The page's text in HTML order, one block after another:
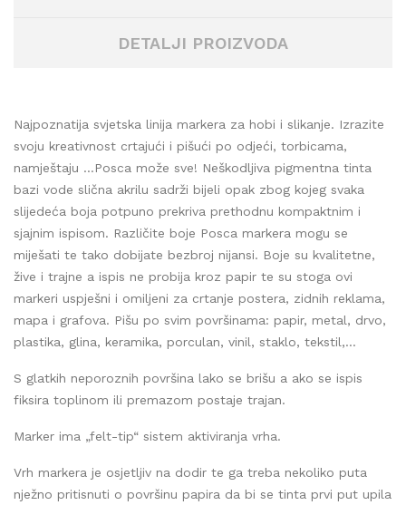
DETALJI PROIZVODA
Najpoznatija svjetska linija markera za hobi i slikanje. Izrazite
svoju kreativnost crtajući i pišući po odjeći, torbicama,
namještaju …Posca može sve! Neškodljiva pigmentna tinta
bazi vode slična akrilu sadrži bijeli opak zbog kojeg svaka
slijedeća boja potpuno prekriva prethodnu kompaktnim i
sjajnim ispisom. Različite boje Posca markera mogu se
miješati te tako dobijate bezbroj nijansi. Boje su kvalitetne,
žive i trajne a ispis ne probija kroz papir te su stoga ovi
markeri uspješni i omiljeni za crtanje postera, zidnih reklama,
mapa i grafova. Pišu po svim površinama: papir, metal, drvo,
plastika, glina, keramika, porculan, vinil, staklo, tekstil,...
S glatkih neporoznih površina lako se brišu a ako se ispis
fiksira toplinom ili premazom postaje trajan.
Marker ima „felt-tip“ sistem aktiviranja vrha.
Vrh markera je osjetljiv na dodir te ga treba nekoliko puta
nježno pritisnuti o površinu papira da bi se tinta prvi put upila